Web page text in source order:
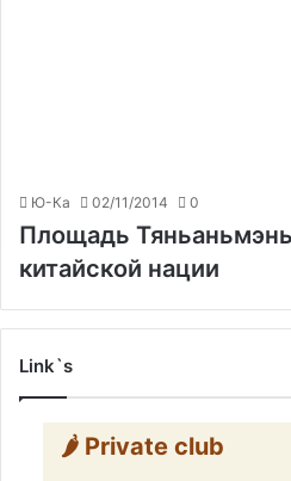
Ю-Ка 02/11/2014 0
Площадь
китайской нации
Link`s
🌶️ Private club